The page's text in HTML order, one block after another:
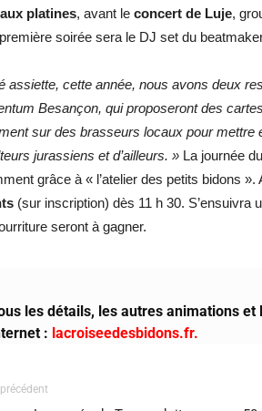
platines, avant le concert de Luje,
soirée sera le DJ set du
assiette, cette année, nous avons deux
Besançon, qui proposeront des
sur des brasseurs locaux pour
jurassiens et d’ailleurs. » La journée
grâce à « l’atelier des petits bidons
(sur inscription) dès 11 h 30. S’ensuivra
seront à gagner.
les détails, les autres animations
: lacroiseedesbidons.fr.